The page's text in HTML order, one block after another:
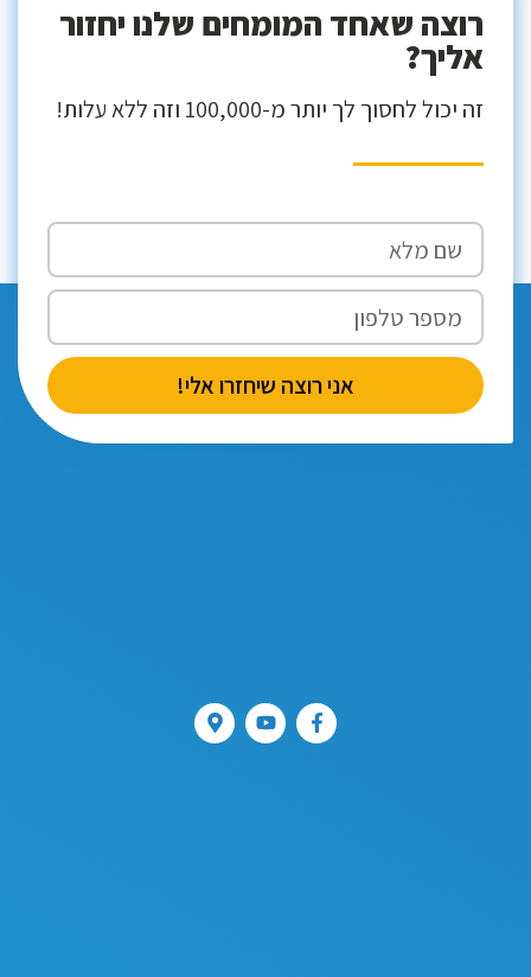
רוצה שאחד המומחים שלנו יחזור
אליך?
זה יכול לחסוך לך יותר מ-100,000 וזה ללא עלות!
אני רוצה שיחזרו אלי!